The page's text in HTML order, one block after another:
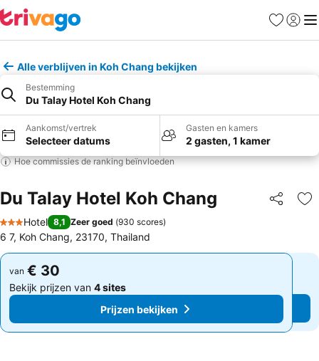
Favorieten
Alle verblijven in Koh Chang bekijken
Bestemming
Du Talay Hotel Koh Chang
Aankomst/vertrek
Selecteer datums
Gasten en kamers
2 gasten, 1 kamer
Hoe commissies de ranking beïnvloeden
Du Talay Hotel Koh Chang Delen
3 Sterren
Hotel 8,1 Zeer goed (930 scores)
6 7, Koh Chang, 23170, Thailand
van € 30
Bekijk prijzen van 4 sites
Prijzen bekijken
van € 30
Bekijk prijzen van 4 sites
Prijzen bekijken